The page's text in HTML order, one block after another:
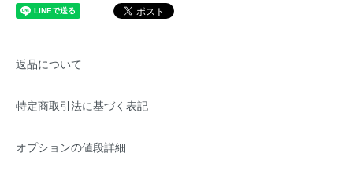
返品について
特定商取引法に基づく表記
オプションの値段詳細